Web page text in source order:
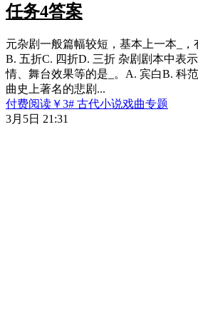
任务4答案
元杂剧一般篇幅较短，基本上一本_
B. 五折C. 四折D. 三折 杂剧剧本中表
情、舞台效果等的是_。A. 宾白B. 科
曲史上著名的悲剧...
付费阅读 ￥3# 古代小说戏曲专题
3月5日 21:31